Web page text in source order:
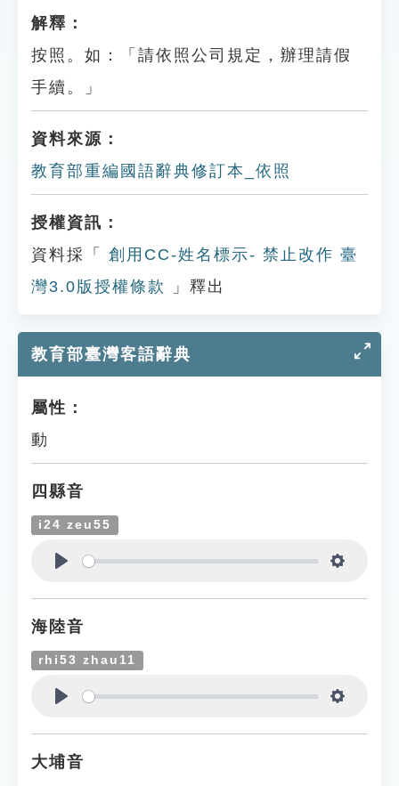
解釋：
按照。如：「請依照公司規定，辦理請假
手續。」
資料來源：
教育部重編國語辭典修訂本_依照
授權資訊：
資料採「
創用CC-姓名標示- 禁止改作 臺
灣3.0版授權條款
」釋出
教育部臺灣客語辭典
屬性：
動
四縣音
i24 zeu55
海陸音
rhi53 zhau11
大埔音